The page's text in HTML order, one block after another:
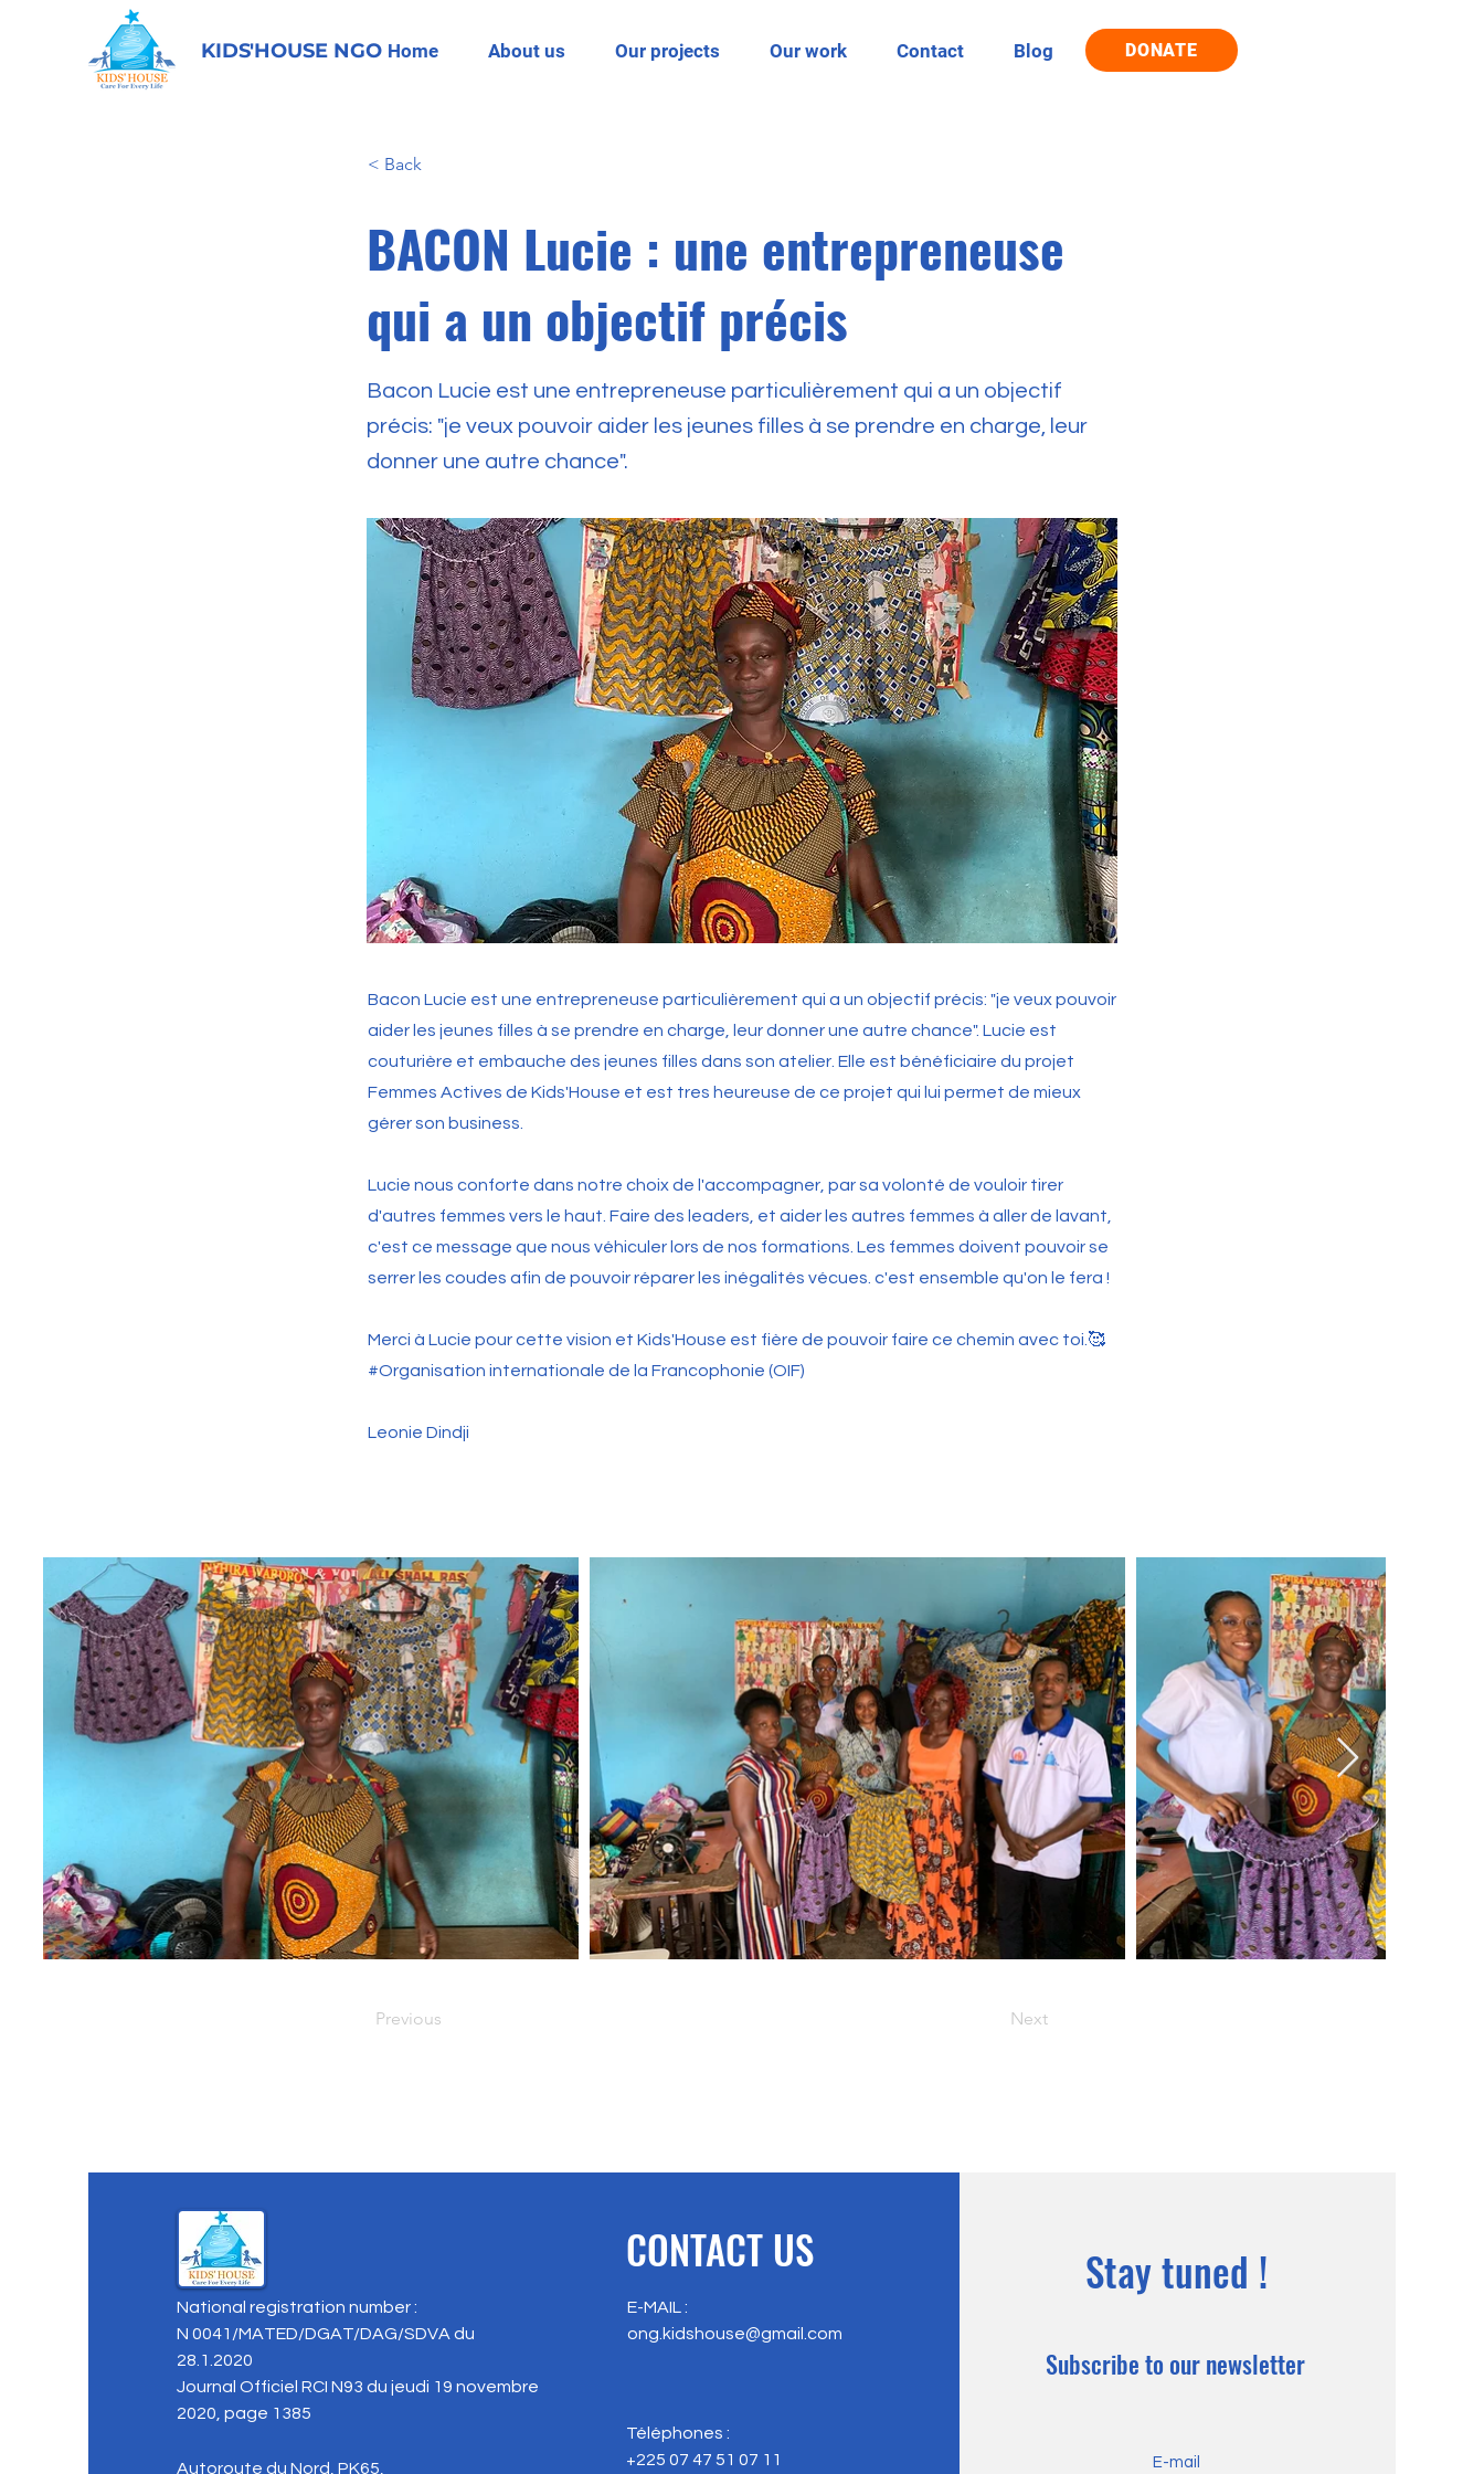
KIDS'HOUSE NGO Home About us Our projects Our work Contact Blog DONATE
< Back
BACON Lucie : une entrepreneuse
qui a un objectif précis
Bacon Lucie est une entrepreneuse particulièrement qui a un objectif
précis: "je veux pouvoir aider les jeunes filles à se prendre en charge, leur
donner une autre chance".
Bacon Lucie est une entrepreneuse particulièrement qui a un objectif précis: "je veux pouvoir
aider les jeunes filles à se prendre en charge, leur donner une autre chance". Lucie est
couturière et embauche des jeunes filles dans son atelier. Elle est bénéficiaire du projet
Femmes Actives de Kids'House et est tres heureuse de ce projet qui lui permet de mieux
gérer son business.
Lucie nous conforte dans notre choix de l'accompagner, par sa volonté de vouloir tirer
d'autres femmes vers le haut. Faire des leaders, et aider les autres femmes à aller de lavant,
c'est ce message que nous véhiculer lors de nos formations. Les femmes doivent pouvoir se
serrer les coudes afin de pouvoir réparer les inégalités vécues. c'est ensemble qu'on le fera !
Merci à Lucie pour cette vision et Kids'House est fière de pouvoir faire ce chemin avec toi.🥰
#Organisation internationale de la Francophonie (OIF)
Leonie Dindji
Previous Next
National registration number :
N 0041/MATED/DGAT/DAG/SDVA du
28.1.2020
Journal Officiel RCI N93 du jeudi 19 novembre
2020, page 1385
Autoroute du Nord, PK65,
CONTACT US
ong.kidshouse@gmail.com
E-MAIL :
Téléphones :
+225 07 47 51 07 11
Stay tuned !
Subscribe to our newsletter